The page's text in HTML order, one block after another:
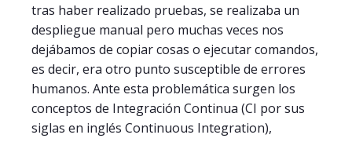
tras haber realizado pruebas, se realizaba un
despliegue manual pero muchas veces nos
dejábamos de copiar cosas o ejecutar comandos,
es decir, era otro punto susceptible de errores
humanos. Ante esta problemática surgen los
conceptos de Integración Continua (CI por sus
siglas en inglés Continuous Integration),